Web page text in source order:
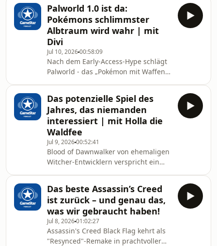
Schnappt euch eure
Schaumstoffschwerter und erfahr
zusammengesetzt, um die ultimative
Tier List der Hauptreihe zu erstellen.
Vom Klassiker mit Altair über die
geliebte Ezio-Trilogie bis hin zu den
riesigen RPG-Welten von Odyssey und
Valhalla diskutieren wir unsere Hot
Takes. Seht selbst, wo eure
Lieblingsteile gelandet sind!
Palworld 1.0 ist da:
Pokémons schlimmster
Albtraum wird wahr | mit
Divi
Jul 10, 202600:58:09
Nach dem Early-Access-Hype schlägt
Palworld - das „Pokémon mit Waffen“ -
Anwälte warmlaufen lässt, liefert
Pocket Pair mit Version 1.0 genau das
Next-Gen-Erlebnis, das sich Open-
World-Fans seit Jahren wünschen. Wir
haben uns den XXL-Patch geschnappt
und prüfen im Ersteindruck, ob die
neuen Story-Quests, das Endgame am
Weltenbaum und
Das potenzielle Spiel des
Jahres, das niemanden
interessiert | mit Holla die
Waldfee
Jul 9, 202600:52:41
Blood of Dawnwalker von ehemaligen
Witcher-Entwicklern verspricht ein
unter dem Radar. Im Talk besprechen
wir unsere ausführlichen Anspiel-
Eindrücke, das knallharte
Kampfsystem und warum ihr diesen
Vampir-Hit unbedingt auf dem Schirm
haben solltet. Alle Links zum
Das beste Assassin’s Creed
ist zurück – und genau das,
was wir gebraucht haben!
Jul 8, 202601:02:27
Assassin's Creed Black Flag kehrt als
"Resynced"-Remake in prachtvoller